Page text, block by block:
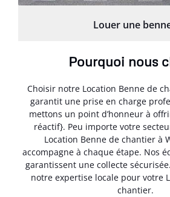
Louer une
Pourquoi nous
Choisir notre Location Benne de
garantit une prise en charge
mettons un point d’honneur à
réactif}. Peu importe votre
Location Benne de chantier à
accompagne à chaque étape. Nos
garantissent une collecte
notre expertise locale pour votre
chantier.